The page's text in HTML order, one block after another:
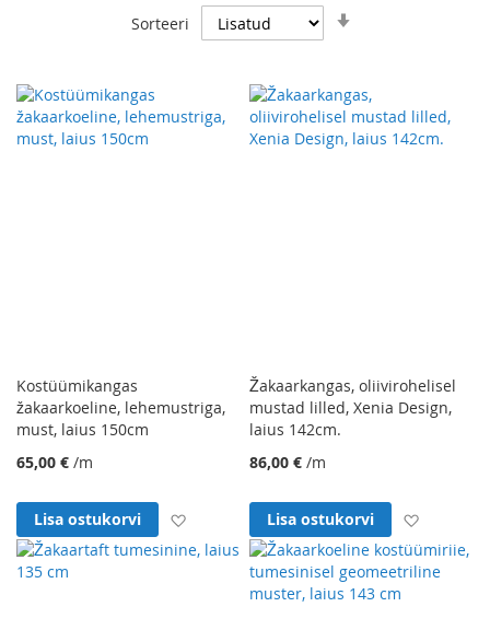
Sorteeri
Kostüümikangas
žakaarkoeline, lehemustriga,
must, laius 150cm
65,00 € /m
Lisa ostukorvi Lisa soovinimekirja
Žakaarkangas, oliivirohelisel
mustad lilled, Xenia Design,
laius 142cm.
86,00 € /m
Lisa ostukorvi